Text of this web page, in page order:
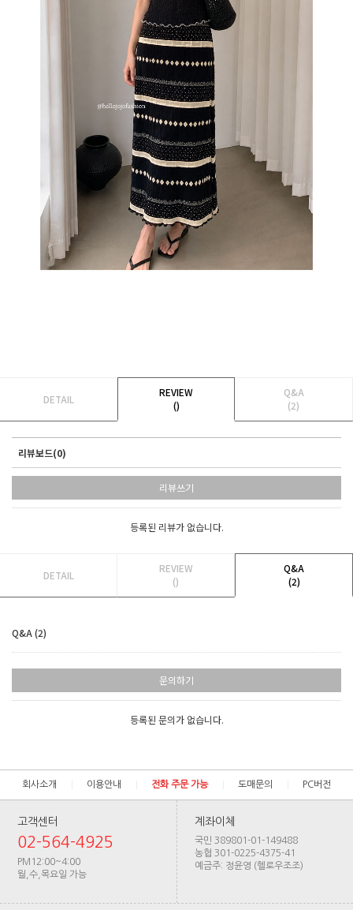
DETAIL
REVIEW
()
Q&A
(2)
리뷰보드(0)
리뷰쓰기
등록된 리뷰가 없습니다.
DETAIL
REVIEW
()
Q&A
(2)
Q&A (2)
문의하기
등록된 문의가 없습니다.
회사소개 이용안내 전화 주문 가능 도매문의 PC버전
고객센터
02-564-4925
PM12:00~4:00
월,수,목요일 가능
계좌이체
국민 389801-01-149488
농협 301-0225-4375-41
예금주: 정윤영 (헬로우조조)